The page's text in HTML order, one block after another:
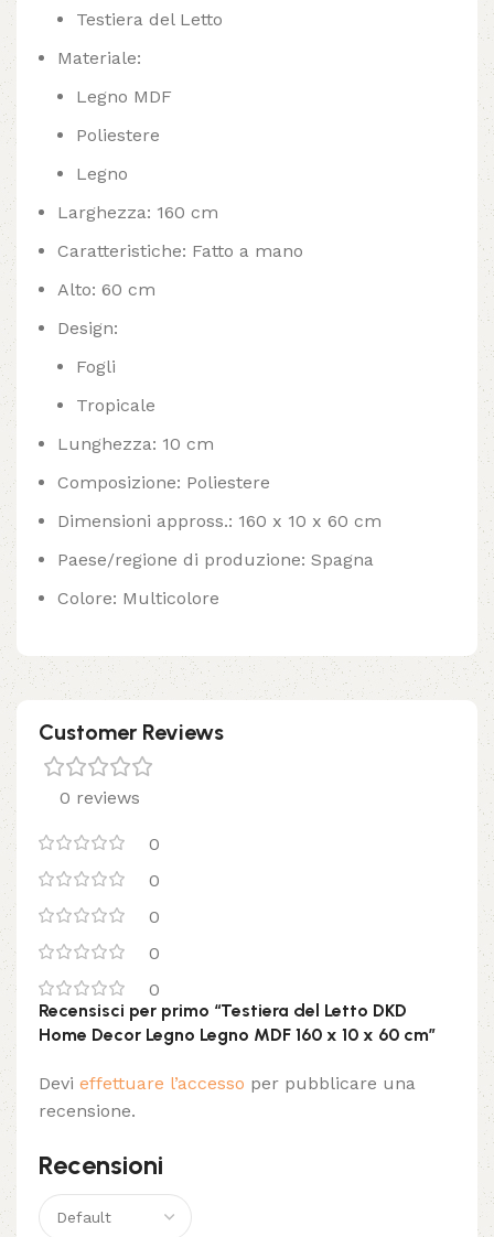
Testiera del Letto
Materiale:
Legno MDF
Poliestere
Legno
Larghezza: 160 cm
Caratteristiche: Fatto a mano
Alto: 60 cm
Design:
Fogli
Tropicale
Lunghezza: 10 cm
Composizione: Poliestere
Dimensioni appross.: 160 x 10 x 60 cm
Paese/regione di produzione: Spagna
Colore: Multicolore
Customer Reviews
0 reviews
0
0
0
0
0
Recensioni
Recensisci per primo “Testiera del Letto DKD
Home Decor Legno Legno MDF 160 x 10 x 60 cm”
Devi effettuare l’accesso per pubblicare una
recensione.